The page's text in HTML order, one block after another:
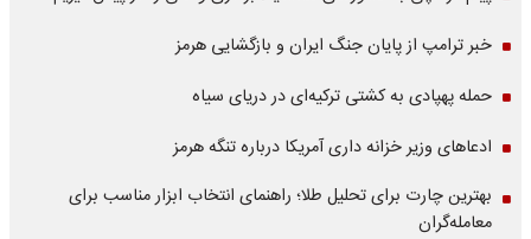
خبر ترامپ از پایان جنگ ایران و بازگشایی هرمز
حمله پهپادی به کشتی ترکیه‌ای در دریای سیاه
ادعاهای وزیر خزانه داری آمریکا درباره تنگه هرمز
بهترین چارت برای تحلیل طلا؛ راهنمای انتخاب ابزار مناسب برای
معامله‌گران